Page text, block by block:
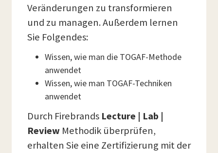
Veränderungen zu transformieren
und zu managen. Außerdem lernen
Sie Folgendes:
Wissen, wie man die TOGAF-Methode
anwendet
Wissen, wie man TOGAF-Techniken
anwendet
Durch Firebrands Lecture | Lab |
Review Methodik überprüfen,
erhalten Sie eine Zertifizierung mit der